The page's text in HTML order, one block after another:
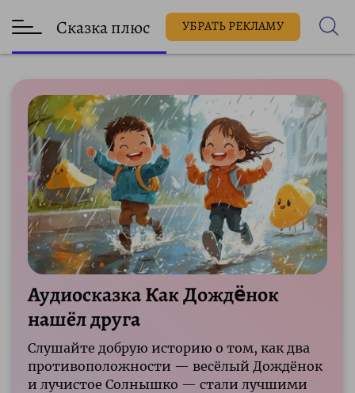
Сказка плюс УБРАТЬ РЕКЛАМУ
Аудиосказка Как Дождëнок
нашёл друга
Слушайте добрую историю о том, как два
противоположности — весёлый Дождёнок
и лучистое Солнышко — стали лучшими